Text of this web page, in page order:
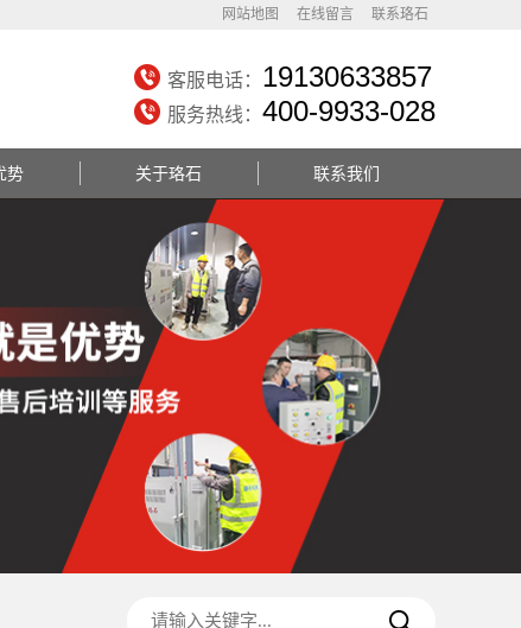
网站地图 在线留言 联系珞石
客服电话： 19130633857
服务热线： 400-9933-028
势 关于珞石 联系我们